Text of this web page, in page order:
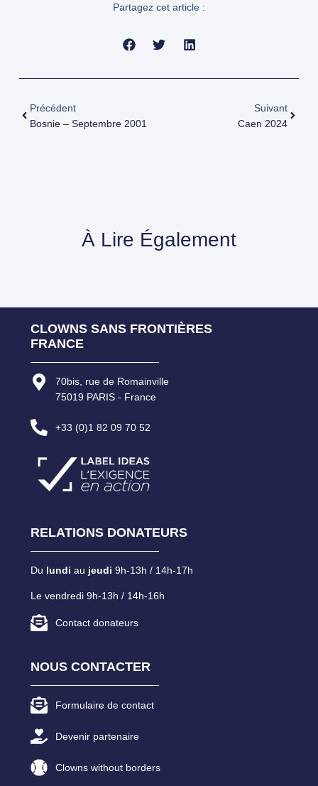
Partagez cet article :
Précédent
Bosnie – Septembre 2001
Suivant
Caen 2024
À Lire Également
CLOWNS SANS FRONTIÈRES
FRANCE
70bis, rue de Romainville
75019 PARIS - France
+33 (0)1 82 09 70 52
RELATIONS DONATEURS
Du lundi au jeudi 9h-13h / 14h-17h
Le vendredi 9h-13h / 14h-16h
Contact donateurs
NOUS CONTACTER
Formulaire de contact
Devenir partenaire
Clowns without borders